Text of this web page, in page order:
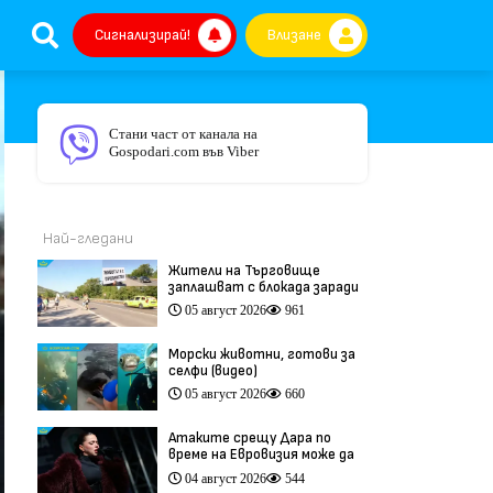
Сигнализирай! Влизане
Стани част от канала на
Gospodari.com във Viber
Най-гледани
Жители на Търговище
заплашват с блокада заради
опасен участък на пътя
София–Варна (видео)
05 август 2026 961
Морски животни, готови за
селфи (видео)
05 август 2026 660
Атаките срещу Дара по
време на Евровизия може да
са били част от
координирана
04 август 2026 544